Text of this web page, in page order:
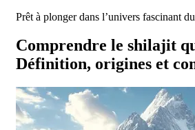
Prêt à plonger dans l’univers fascinant
Comprendre le shilajit
Définition, origines et